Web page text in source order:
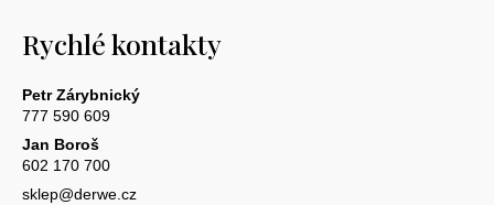
Rychlé kontakty
Petr Zárybnický
777 590 609
Jan Boroš
602 170 700
sklep@derwe.cz